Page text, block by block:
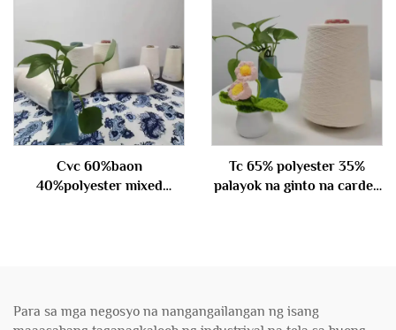
Cvc 60%baon
40%polyester mixed
Tc 65% polyester 35%
palayok na ginto na carded
Para sa mga negosyo na nangangailangan ng isang